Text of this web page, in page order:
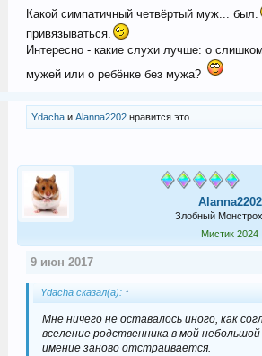
Какой симпатичный четвёртый муж... был.
привязываться.
Интересно - какие слухи лучше: о
мужей или о ребёнке без мужа?
Ydachaи Alanna2202нравится это.
Alanna2202
Злобный
Мистик 2024
9 июн 2017
Ydacha сказал(а): ↑
Мне ничего не оставалось иного, как
вселение родственника в мой небольшой
имение заново отстраивается.